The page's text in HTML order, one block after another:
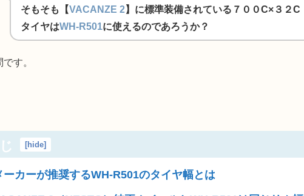
そもそも【VACANZE 2 】に標準装備されている７００C×３２C
タイヤはWH-R501 に使えるのであろうか？
す。
[hide]
ーカーが推奨するWH-R501のタイヤ幅とは